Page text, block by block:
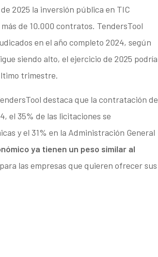
2025 la inversión pública en TIC
de 10.000 contratos. TendersTool
en el año completo 2024, según
siendo alto, el ejercicio de 2025 podría
trimestre.
destaca que la contratación de
el 35% de las licitaciones se
y el 31% en la Administración General
ya tienen un peso similar al
las empresas que quieren ofrecer sus